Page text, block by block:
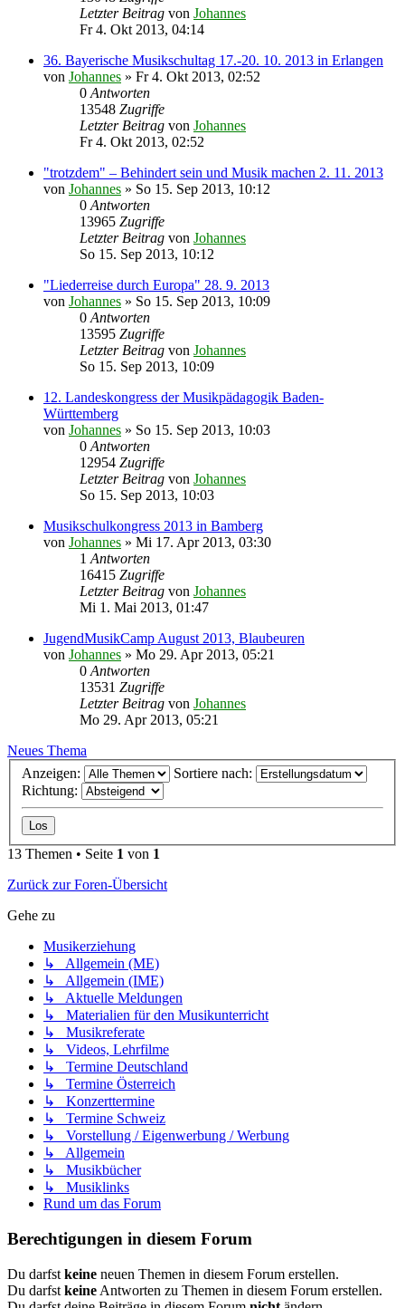
Letzter Beitrag von Johannes
Fr 4. Okt 2013, 04:14
36. Bayerische Musikschultag 17.-20. 10. 2013 in Erlangen
von Johannes » Fr 4. Okt 2013, 02:52
0 Antworten
13548 Zugriffe
Letzter Beitrag von Johannes
Fr 4. Okt 2013, 02:52
"trotzdem" – Behindert sein und Musik machen 2. 11. 2013
von Johannes » So 15. Sep 2013, 10:12
0 Antworten
13965 Zugriffe
Letzter Beitrag von Johannes
So 15. Sep 2013, 10:12
"Liederreise durch Europa" 28. 9. 2013
von Johannes » So 15. Sep 2013, 10:09
0 Antworten
13595 Zugriffe
Letzter Beitrag von Johannes
So 15. Sep 2013, 10:09
12. Landeskongress der Musikpädagogik Baden-
Württemberg
von Johannes » So 15. Sep 2013, 10:03
0 Antworten
12954 Zugriffe
Letzter Beitrag von Johannes
So 15. Sep 2013, 10:03
Musikschulkongress 2013 in Bamberg
von Johannes » Mi 17. Apr 2013, 03:30
1 Antworten
16415 Zugriffe
Letzter Beitrag von Johannes
Mi 1. Mai 2013, 01:47
JugendMusikCamp August 2013, Blaubeuren
von Johannes » Mo 29. Apr 2013, 05:21
0 Antworten
13531 Zugriffe
Letzter Beitrag von Johannes
Mo 29. Apr 2013, 05:21
Neues Thema
Anzeigen:
Sortiere nach:
Richtung:
13 Themen • Seite 1 von 1
Zurück zur Foren-Übersicht
Gehe zu
Musikerziehung
↳ Allgemein (ME)
↳ Allgemein (IME)
↳ Aktuelle Meldungen
↳ Materialien für den Musikunterricht
↳ Musikreferate
↳ Videos, Lehrfilme
↳ Termine Deutschland
↳ Termine Österreich
↳ Konzerttermine
↳ Termine Schweiz
↳ Vorstellung / Eigenwerbung / Werbung
↳ Allgemein
↳ Musikbücher
↳ Musiklinks
Rund um das Forum
Berechtigungen in diesem Forum
Du darfst keine neuen Themen in diesem Forum erstellen.
Du darfst keine Antworten zu Themen in diesem Forum erstellen.